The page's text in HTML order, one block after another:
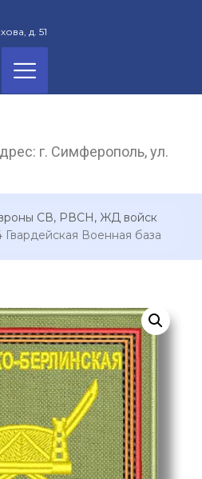
д. 51
г. Симферополь, ул.
СВ, РВСН, ЖД войск
Гвардейская Военная база